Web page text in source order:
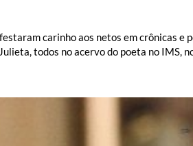
carinho aos netos em crônicas e
todos no acervo do poeta no IMS,